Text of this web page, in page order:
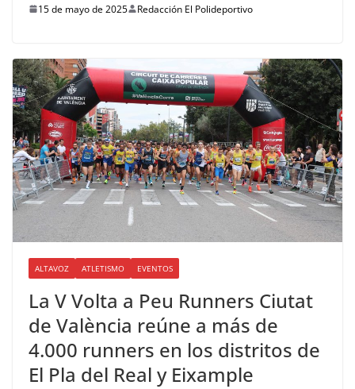
15 de mayo de 2025 Redacción El Polideportivo
ALTAVOZ ATLETISMO EVENTOS
La V Volta a Peu Runners Ciutat
de València reúne a más de
4.000 runners en los distritos de
El Pla del Real y Eixample